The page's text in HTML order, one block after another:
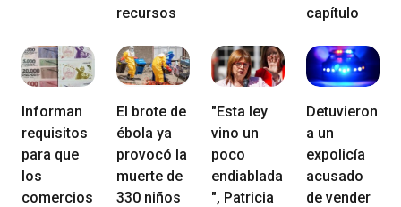
recursos
capítulo
Informan
requisitos
para que
los
comercios
El brote de
ébola ya
provocó la
muerte de
330 niños
"Esta ley
vino un
poco
endiablada
", Patricia
Detuvieron
a un
expolicía
acusado
de vender